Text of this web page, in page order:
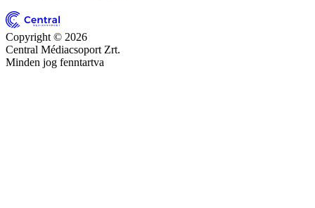
Copyright © 2026
Central Médiacsoport Zrt.
Minden jog fenntartva